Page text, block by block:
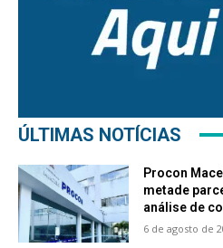
ÚLTIMAS NOTÍCIAS
Procon
metade
análise de
6 de agosto de